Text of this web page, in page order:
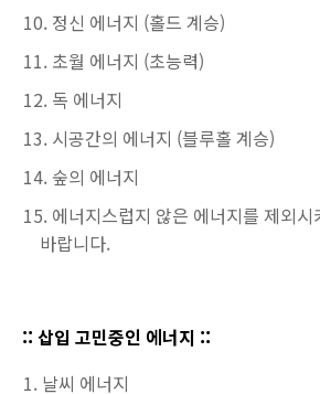
정신 에너지 (홀드 계승)
초월 에너지 (초능력)
독 에너지
시공간의 에너지 (블루홀 계승)
숲의 에너지
에너지스럽지 않은 에너지를 제외
바랍니다.
:: 삽입 고민중인 에너지 ::
날씨 에너지